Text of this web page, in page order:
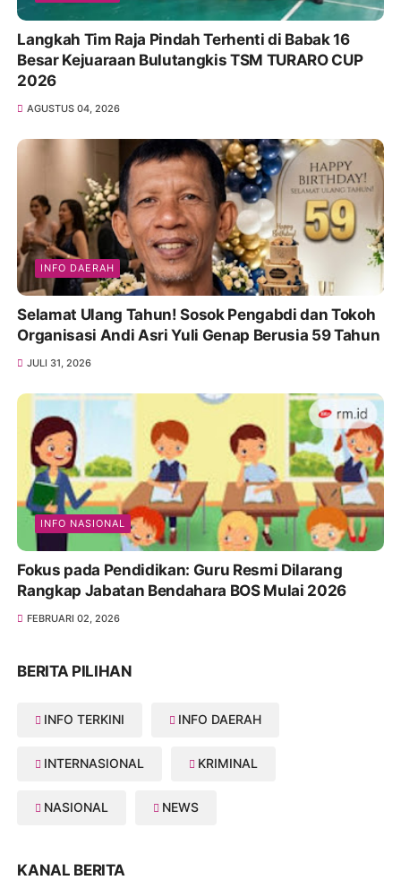
Langkah Tim Raja Pindah Terhenti di Babak 16
Besar Kejuaraan Bulutangkis TSM TURARO CUP
2026
AGUSTUS 04, 2026
INFO DAERAH
Selamat Ulang Tahun! Sosok Pengabdi dan Tokoh
Organisasi Andi Asri Yuli Genap Berusia 59 Tahun
JULI 31, 2026
INFO NASIONAL
Fokus pada Pendidikan: Guru Resmi Dilarang
Rangkap Jabatan Bendahara BOS Mulai 2026
FEBRUARI 02, 2026
BERITA PILIHAN
INFO TERKINI INFO DAERAH
INTERNASIONAL KRIMINAL
NASIONAL NEWS
KANAL BERITA